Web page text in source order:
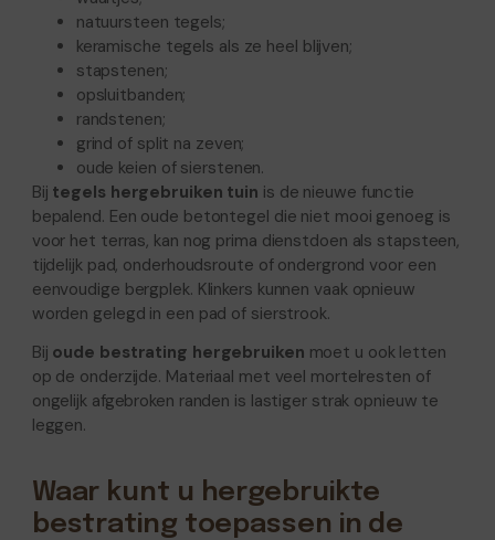
natuursteen tegels;
keramische tegels als ze heel blijven;
stapstenen;
opsluitbanden;
randstenen;
grind of split na zeven;
oude keien of sierstenen.
Bij tegels hergebruiken tuin is de nieuwe functie
bepalend. Een oude betontegel die niet mooi genoeg is
voor het terras, kan nog prima dienstdoen als stapsteen,
tijdelijk pad, onderhoudsroute of ondergrond voor een
eenvoudige bergplek. Klinkers kunnen vaak opnieuw
worden gelegd in een pad of sierstrook.
Bij oude bestrating hergebruiken moet u ook letten
op de onderzijde. Materiaal met veel mortelresten of
ongelijk afgebroken randen is lastiger strak opnieuw te
leggen.
Waar kunt u hergebruikte
bestrating toepassen in de